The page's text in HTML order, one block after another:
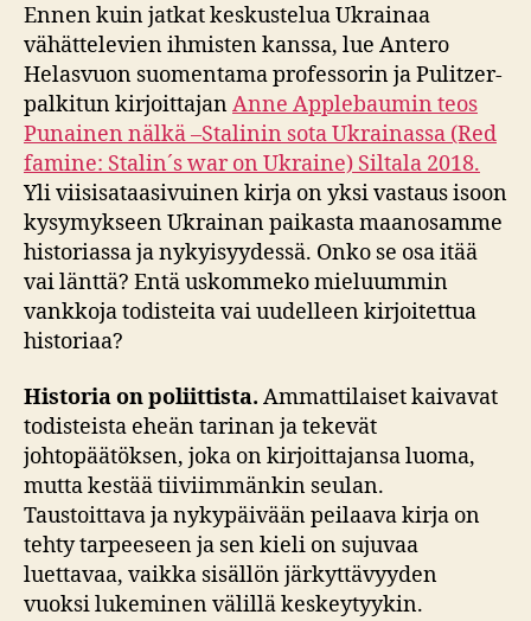
Ennen kuin jatkat keskustelua Ukrainaa
vähättelevien ihmisten kanssa, lue Antero
Helasvuon suomentama professorin ja Pulitzer-
palkitun kirjoittajanAnne Applebaumin teos
Punainen nälkä –Stalinin sota Ukrainassa (Red
famine: Stalin´s war on Ukraine) Siltala 2018.
Yli viisisataasivuinen kirja on yksi vastaus isoon
kysymykseen Ukrainan paikasta maanosamme
historiassa ja nykyisyydessä. Onko se osa itää
vai länttä? Entä uskommeko mieluummin
vankkoja todisteita vai uudelleen kirjoitettua
historiaa?
Historia on poliittista. Ammattilaiset kaivavat
todisteista eheän tarinan ja tekevät
johtopäätöksen, joka on kirjoittajansa luoma,
mutta kestää tiiviimmänkin seulan.
Taustoittava ja nykypäivään peilaava kirja on
tehty tarpeeseen ja sen kieli on sujuvaa
luettavaa, vaikka sisällön järkyttävyyden
vuoksi lukeminen välillä keskeytyykin.